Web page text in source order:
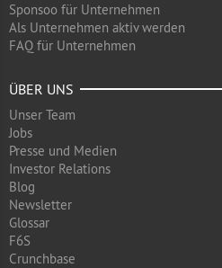
Sponsoo für Unternehmen
Als Unternehmen aktiv werden
FAQ für Unternehmen
ÜBER UNS
Unser Team
Jobs
Presse und Medien
Investor Relations
Blog
Newsletter
Glossar
F6S
Crunchbase